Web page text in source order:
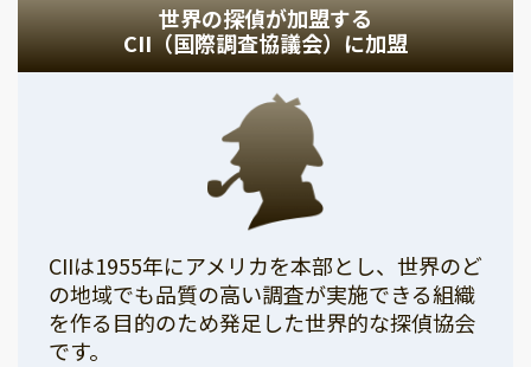
世界の探偵が加盟する
CII（国際調査協議会）に加盟
CIIは1955年にアメリカを本部とし、世界のど
の地域でも品質の高い調査が実施できる組織
を作る目的のため発足した世界的な探偵協会
です。